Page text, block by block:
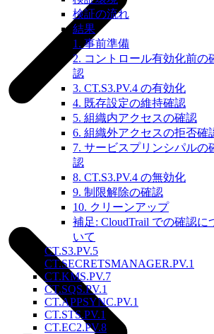
検証の流れ
結果
1. 事前準備
2. コントロール有効化前の
認
3. CT.S3.PV.4 の有効化
4. 既存設定の維持確認
5. 組織内アクセスの確認
6. 組織外アクセスの拒否確
7. サービスプリンシパルの
認
8. CT.S3.PV.4 の無効化
9. 制限解除の確認
10. クリーンアップ
補足: CloudTrail での確認に
いて
CT.S3.PV.5
CT.SECRETSMANAGER.PV.1
CT.KMS.PV.7
CT.SQS.PV.1
CT.APPSYNC.PV.1
CT.STS.PV.1
CT.EC2.PV.8